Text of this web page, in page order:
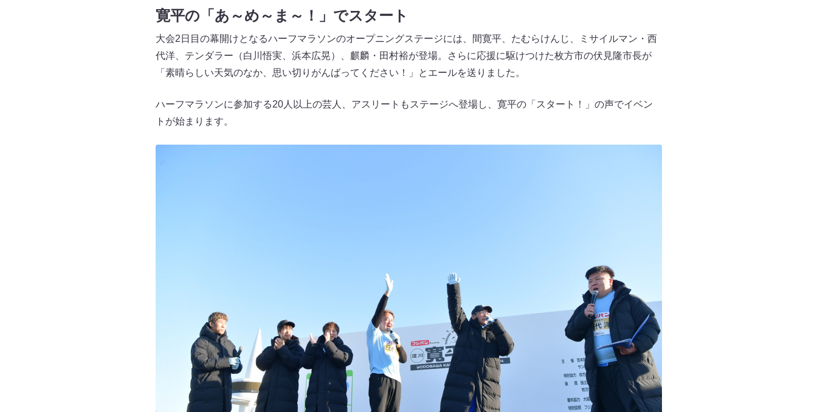
寛平の「あ～め～ま～！」でスタート
大会2日目の幕開けとなるハーフマラソンのオープニングステージには、間寛平、たむらけんじ、ミサイルマン・西
代洋、テンダラー（白川悟実、浜本広晃）、麒麟・田村裕が登場。さらに応援に駆けつけた枚方市の伏見隆市長が
「素晴らしい天気のなか、思い切りがんばってください！」とエールを送りました。
ハーフマラソンに参加する20人以上の芸人、アスリートもステージへ登場し、寛平の「スタート！」の声でイベン
トが始まります。